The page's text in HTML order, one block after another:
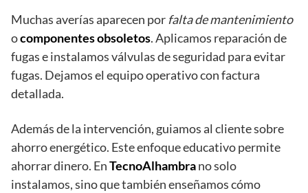
Muchas averías aparecen por falta de mantenimiento
ocomponentes obsoletos. Aplicamos reparación de
fugas e instalamos válvulas de seguridad para evitar
fugas. Dejamos el equipo operativo con factura
detallada.
Además de la intervención, guiamos al cliente sobre
ahorro energético. Este enfoque educativo permite
ahorrar dinero. EnTecnoAlhambrano solo
instalamos, sino que también enseñamos cómo